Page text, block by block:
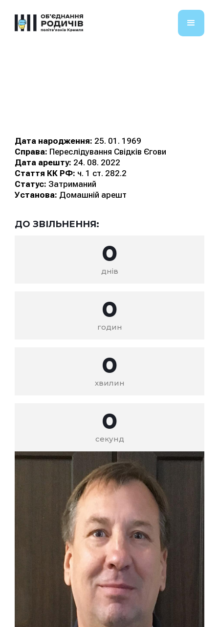
Дата народження: 25. 01. 1969
Справа: Переслідування Свідків Єгови
Дата арешту: 24. 08. 2022
Стаття КК РФ: ч. 1 ст. 282.2
Статус: Затриманий
Установа: Домашній арешт
ДО ЗВІЛЬНЕННЯ:
0
днів
0
годин
0
хвилин
0
секунд